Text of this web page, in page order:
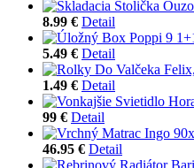
8.99 € Detail
5.49 € Detail
1.49 € Detail
99 € Detail
46.95 € Detail